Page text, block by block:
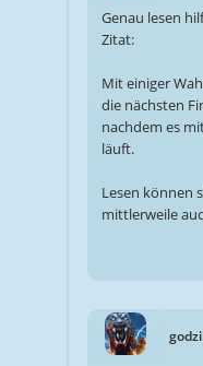
Genau lesen
Zitat:
Mit einiger
die nächsten
nachdem es
läuft.
Lesen können
mittlerweile